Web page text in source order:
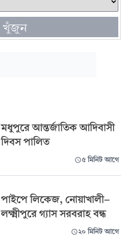
খুঁজুন
মধুপুরে আন্তর্জাতিক আদিবাসী
দিবস পালিত
৫ মিনিট আগে
পাইপে লিকেজ, নোয়াখালী-
লক্ষ্মীপুরে গ্যাস সরবরাহ বন্ধ
২০ মিনিট আগে